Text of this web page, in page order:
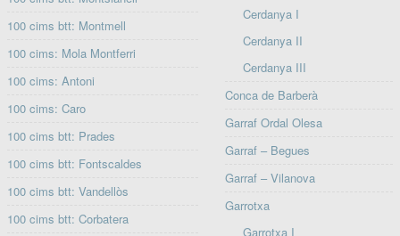
100 cims btt: Montmell
100 cims: Mola Montferri
100 cims: Antoni
100 cims: Caro
100 cims btt: Prades
100 cims btt: Fontscaldes
100 cims btt: Vandellòs
100 cims btt: Corbatera
Cerdanya I
Cerdanya II
Cerdanya III
Conca de Barberà
Garraf Ordal Olesa
Garraf – Begues
Garraf – Vilanova
Garrotxa
Garrotxa I